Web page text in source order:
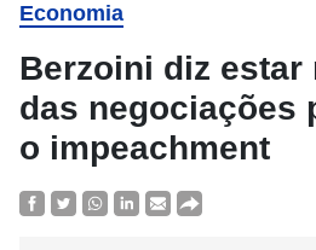
Economia
Berzoini diz estar
das negociações
o impeachment